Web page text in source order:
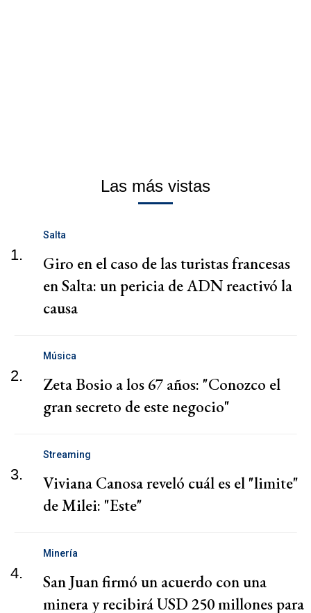
Las más vistas
1.
Salta
Giro en el caso de las turistas francesas
en Salta: un pericia de ADN reactivó la
causa
2.
Música
Zeta Bosio a los 67 años: "Conozco el
gran secreto de este negocio"
3.
Streaming
Viviana Canosa reveló cuál es el "limite"
de Milei: "Este"
4.
Minería
San Juan firmó un acuerdo con una
minera y recibirá USD 250 millones para